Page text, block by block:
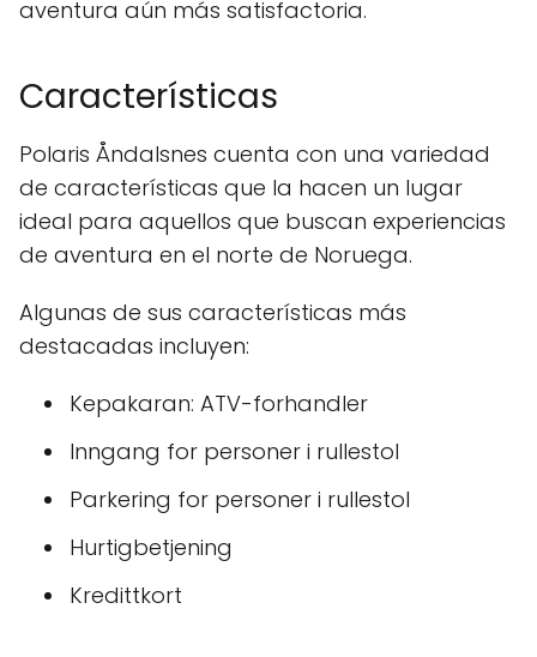
aventura aún más satisfactoria.
Características
Polaris Åndalsnes cuenta con una variedad
de características que la hacen un lugar
ideal para aquellos que buscan experiencias
de aventura en el norte de Noruega.
Algunas de sus características más
destacadas incluyen:
Kepakaran: ATV-forhandler
Inngang for personer i rullestol
Parkering for personer i rullestol
Hurtigbetjening
Kredittkort